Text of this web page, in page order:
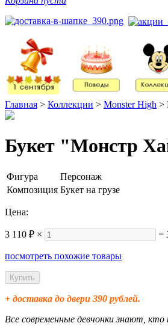
Главная > Коллекции > Monster High >
Букет "Монстр
Фигура
Персонаж
Композиция Букет на грузе
Цена:
3 110 ₽ × =
посмотреть похожие товары
+ доставка до двери 390 рублей.
Все современные девчонки знают,